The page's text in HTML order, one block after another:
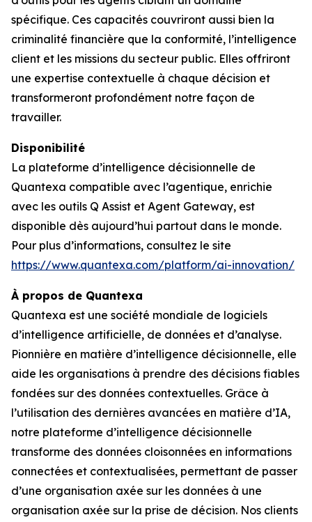
spécifique. Ces capacités couvriront aussi bien la
criminalité financière que la conformité, l’intelligence
client et les missions du secteur public. Elles offriront
une expertise contextuelle à chaque décision et
transformeront profondément notre façon de
travailler.
Disponibilité
La plateforme d’intelligence décisionnelle de
Quantexa compatible avec l’agentique, enrichie
avec les outils Q Assist et Agent Gateway, est
disponible dès aujourd’hui partout dans le monde.
Pour plus d’informations, consultez le site
https://www.quantexa.com/platform/ai-innovation/
À propos de Quantexa
Quantexa est une société mondiale de logiciels
d’intelligence artificielle, de données et d’analyse.
Pionnière en matière d’intelligence décisionnelle, elle
aide les organisations à prendre des décisions fiables
fondées sur des données contextuelles. Grâce à
l’utilisation des dernières avancées en matière d’IA,
notre plateforme d’intelligence décisionnelle
transforme des données cloisonnées en informations
connectées et contextualisées, permettant de passer
d’une organisation axée sur les données à une
organisation axée sur la prise de décision. Nos clients